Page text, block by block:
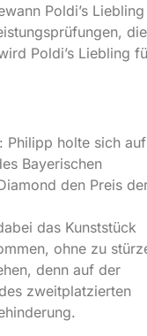
Poldi’s Liebling
die
Poldi’s Liebling
Philipp holte sich auf
Bayerischen
den Preis
das Kunststück
ohne zu
denn auf der
zweitplatzierten